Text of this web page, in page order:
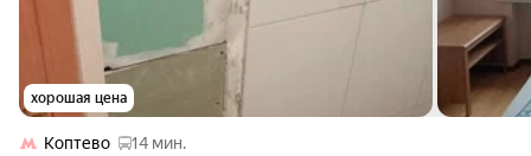
хорошая цена
Коптево
14 мин.